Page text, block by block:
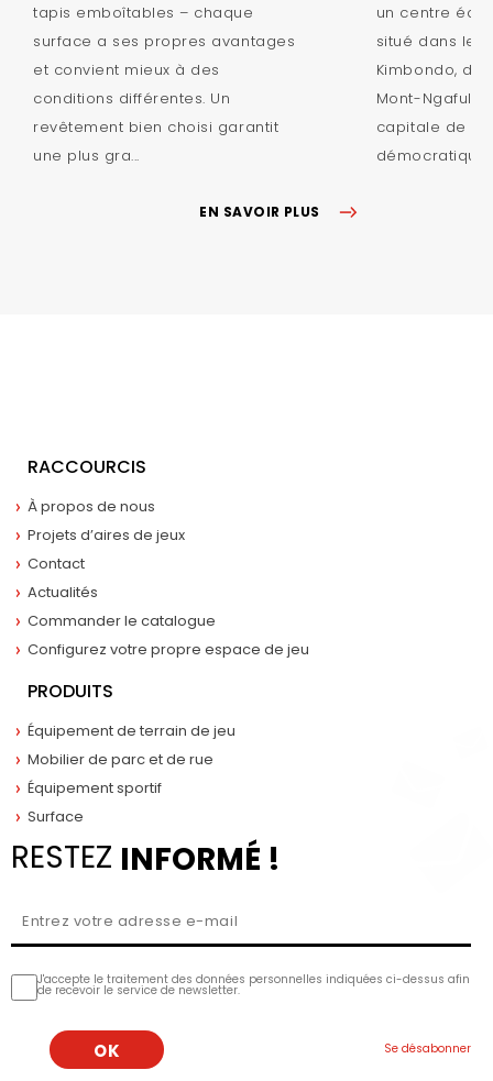
tapis emboîtables – chaque
surface a ses propres avantages
et convient mieux à des
conditions différentes. Un
revêtement bien choisi garantit
une plus gra...
EN SAVOIR PLUS
un centre
situé dans le
Kimbondo,
Mont-Ngafula
capitale de la
démocratique
RACCOURCIS
À propos de nous
Projets d’aires de jeux
Contact
Actualités
Commander le catalogue
Configurez votre propre espace de jeu
PRODUITS
Équipement de terrain de jeu
Mobilier de parc et de rue
Équipement sportif
Surface
RESTEZ INFORMÉ !
J'accepte le traitement des données personnelles indiquées ci-dessus afin
de recevoir le service de newsletter.